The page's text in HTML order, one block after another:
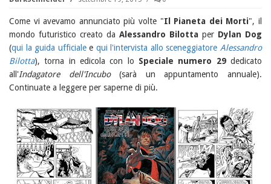
Come vi avevamo annunciato più volte "Il Pianeta dei Morti", il
mondo futuristico creato da Alessandro Bilotta per Dylan Dog
(qui la guida ufficialee qui l'intervista allo sceneggiatoreAlessandro
Bilotta), torna in edicola con lo Speciale numero 29dedicato
all'Indagatore dell'Incubo(sarà un appuntamento annuale).
Continuate a leggere per saperne di più.